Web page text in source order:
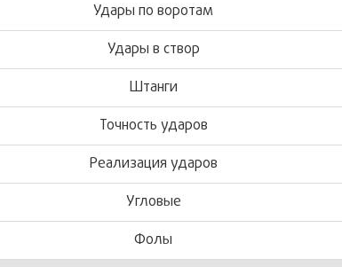
Удары по воротам
Удары в створ
Штанги
Точность ударов
Реализация ударов
Угловые
Фолы